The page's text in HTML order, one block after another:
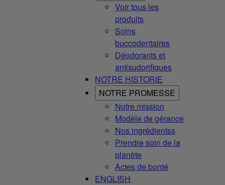
Voir tous les
produits
Soins
buccodentaires
Déodorants et
antisudorifiques
NOTRE HISTORIE
NOTRE PROMESSE
Notre mission
Modèle de gérance
Nos ingrédientss
Prendre soin de la
planète
Actes de bonté
ENGLISH